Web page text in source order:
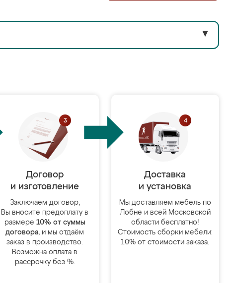
▼
Договор
и изготовление
Заключаем договор,
Вы вносите предоплату в
размере 10% от суммы
договора, и мы отдаём
заказ в производство.
Возможна оплата в
рассрочку без %.
Доставка
и установка
Мы доставляем мебель по
Лобне и всей Московской
области бесплатно!
Стоимость сборки мебели:
10% от стоимости заказа.